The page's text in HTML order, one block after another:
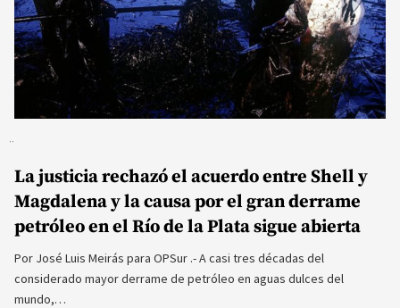
La justicia rechazó el acuerdo entre Shell y
Magdalena y la causa por el gran derrame
petróleo en el Río de la Plata sigue abierta
Por José Luis Meirás para OPSur .- A casi tres décadas del
considerado mayor derrame de petróleo en aguas dulces del
mundo,…